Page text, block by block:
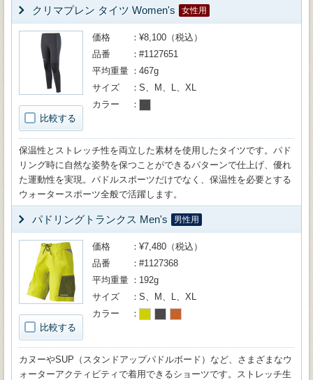
クリマプレン タイツ Women's 女性用
比較する
価格
¥8,100（税込）
品番
#1127651
平均重量
467g
サイズ
S、M、L、XL
カラー
保温性とストレッチ性を両立した素材を使用したタイツです。パド
リング時に自然な姿勢を保つことができるパターンで仕上げ、優れ
た運動性を実現。パドルスポーツだけでなく、保温性を必要とする
ウォータースポーツ全般で活躍します。
パドリングトランクス Men's 男性用
比較する
価格
¥7,480（税込）
品番
#1127368
平均重量
192g
サイズ
S、M、L、XL
カラー
カヌーやSUP（スタンドアップパドルボード）など、さまざまなウ
ォーターアクティビティで着用できるショーツです。ストレッチ生